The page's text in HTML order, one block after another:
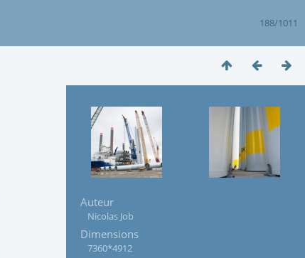
188/1011
Auteur
Nicolas Job
Dimensions
7360*4912